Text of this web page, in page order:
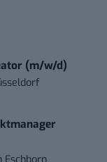
(m/w/d)